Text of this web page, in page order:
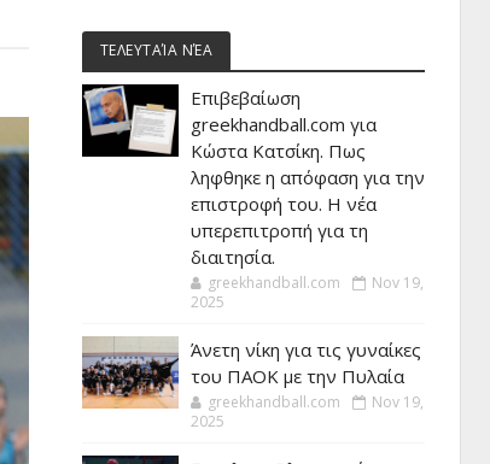
ΤΕΛΕΥΤΑΊΑ ΝΈΑ
Επιβεβαίωση
greekhandball.com για
Κώστα Κατσίκη. Πως
ληφθηκε η απόφαση για την
επιστροφή του. Η νέα
υπερεπιτροπή για τη
διαιτησία.
greekhandball.com
Nov 19,
2025
Άνετη νίκη για τις γυναίκες
του ΠΑΟΚ με την Πυλαία
greekhandball.com
Nov 19,
2025